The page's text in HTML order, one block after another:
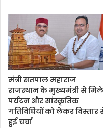
मंत्री सतपाल महाराज
राजस्थान के मुख्यमंत्री से
पर्यटन और सांस्कृतिक
गतिविधियों को लेकर विस्तार
हुई चर्चा